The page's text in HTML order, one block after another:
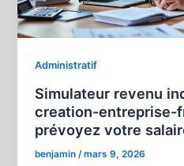
Administratif
Simulateur revenu
creation-entreprise-
prévoyez votre
benjamin /mars 9, 2026